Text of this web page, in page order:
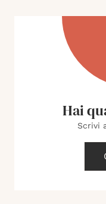
Hai
Scrivi